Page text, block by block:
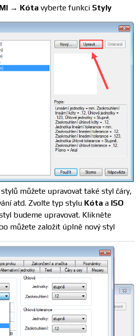
→ Kótavyberte funkci Styly
můžete upravovat také styl čáry,
atd. Zvolte typ stylu Kóta a ISO
budeme upravovat. Klikněte
můžete založit úplně nový styl